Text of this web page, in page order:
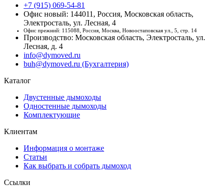
+7 (915) 069-54-81
Офис новый: 144011, Россия, Московская область,
Электросталь, ул. Лесная, 4
Офис прежний: 115088, Россия, Москва, Новоостаповская ул., 5, стр. 14
Производство: Московская область, Электросталь, ул.
Лесная, д. 4
info@dymoved.ru
buh@dymoved.ru (Бухгалтерия)
Каталог
Двустенные дымоходы
Одностенные дымоходы
Комплектующие
Клиентам
Информация о монтаже
Статьи
Как выбрать и собрать дымоход
Ссылки